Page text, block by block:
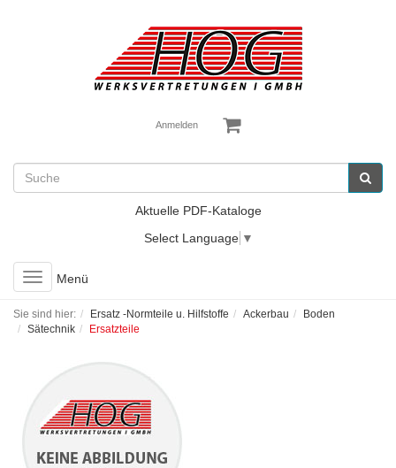
Anmelden
Aktuelle PDF-Kataloge
Select Language ▼
Toggle
navigation
Menü
Sie sind hier: Ersatz -Normteile u. Hilfstoffe Ackerbau
Boden
Sätechnik
Ersatzteile